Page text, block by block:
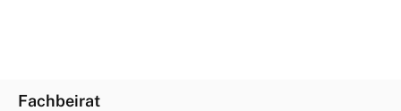
Fachbeirat